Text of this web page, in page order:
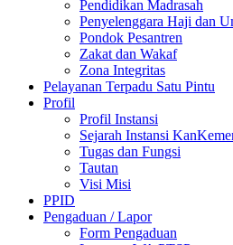
Pendidikan Madrasah
Penyelenggara Haji dan
Pondok Pesantren
Zakat dan Wakaf
Zona Integritas
Pelayanan Terpadu Satu Pintu
Profil
Profil Instansi
Sejarah Instansi
Tugas dan Fungsi
Tautan
Visi Misi
PPID
Pengaduan / Lapor
Form Pengaduan